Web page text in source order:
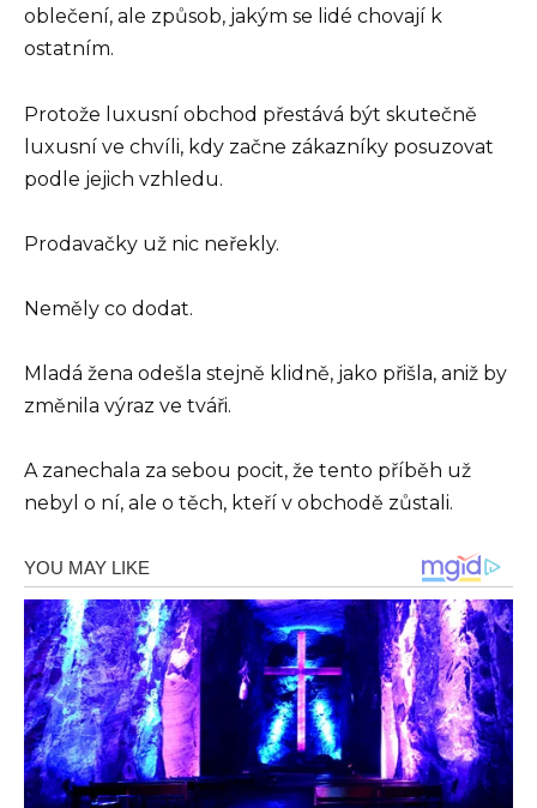
oblečení, ale způsob, jakým se lidé chovají k
ostatním.
Protože luxusní obchod přestává být skutečně
luxusní ve chvíli, kdy začne zákazníky posuzovat
podle jejich vzhledu.
Prodavačky už nic neřekly.
Neměly co dodat.
Mladá žena odešla stejně klidně, jako přišla, aniž by
změnila výraz ve tváři.
A zanechala za sebou pocit, že tento příběh už
nebyl o ní, ale o těch, kteří v obchodě zůstali.